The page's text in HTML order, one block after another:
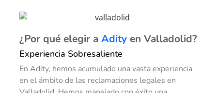
¿Por qué elegir a Adity en Valladolid?
Experiencia Sobresaliente
En Adity, hemos acumulado una vasta experiencia
en el ámbito de las reclamaciones legales en